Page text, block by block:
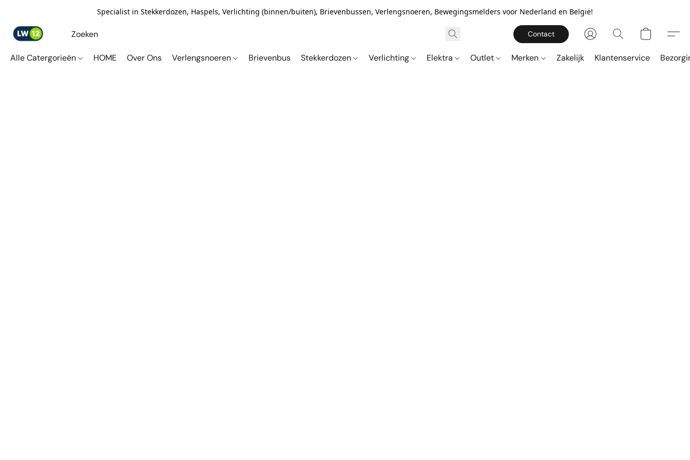
Specialist in Stekkerdozen, Haspels, Verlichting (binnen/buiten), Brievenbussen, Verlengsnoeren, Bewegingsmelders voor Nederland en België!
Contact
Alle Catergorieën HOME Over Ons Verlengsnoeren Brievenbus Stekkerdozen Verlichting Elektra Outlet Merken Zakelijk Klantenservice